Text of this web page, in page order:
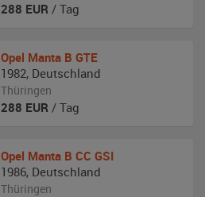
288 EUR / Tag
Opel Manta B GTE
1982, Deutschland
Thüringen
288 EUR / Tag
Opel Manta B CC GSI
1986, Deutschland
Thüringen